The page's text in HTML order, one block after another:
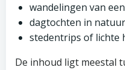
wandelingen van
dagtochten in
stedentrips of lichte
De inhoud ligt meestal